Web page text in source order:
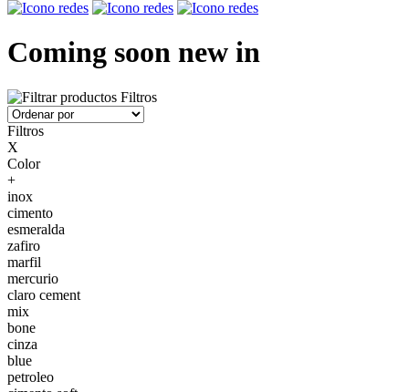
Coming soon new in
Filtros
Filtros
X
Color
+
inox
cimento
esmeralda
zafiro
marfil
mercurio
claro cement
mix
bone
cinza
blue
petroleo